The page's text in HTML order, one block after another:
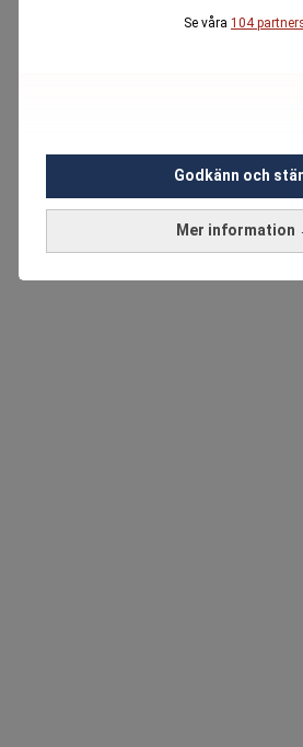
Se våra 104
Mer information
Godkänn och